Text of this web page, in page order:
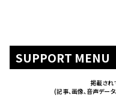
SUPPORT MENU
掲載され
(記事、画像、音声デー